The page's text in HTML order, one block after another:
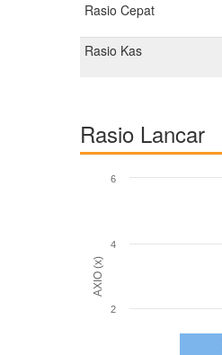
Rasio Cepat
Rasio Kas
Rasio Lancar
AXIO (x)
2
4
6